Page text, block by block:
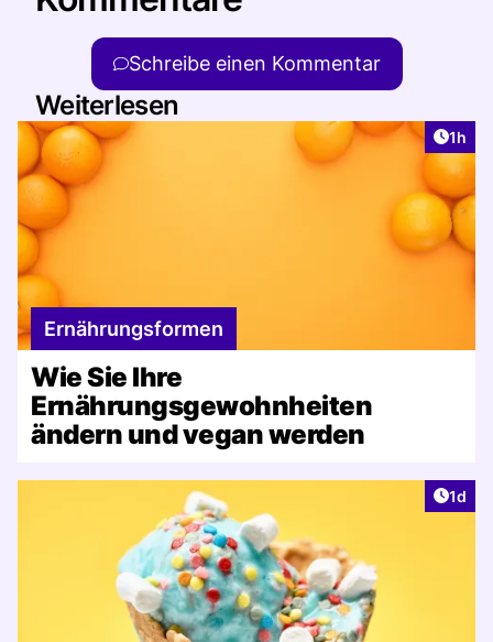
Schreibe einen Kommentar
Weiterlesen
1h
Ernährungsformen
Wie Sie Ihre
Ernährungsgewohnheiten
ändern und vegan werden
1d